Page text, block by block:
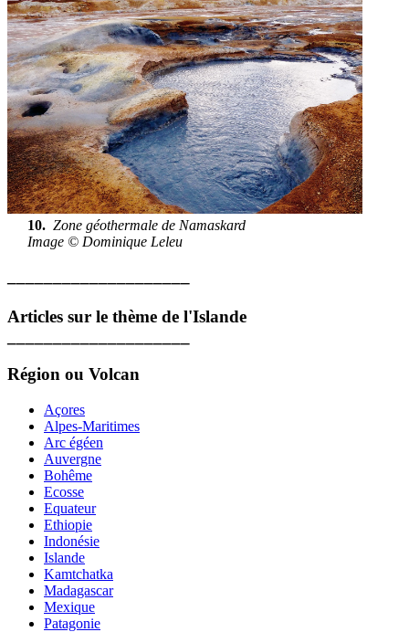
10. Zone géothermale de Namaskard
Image © Dominique Leleu
Articles sur le thème de l'Islande
Région ou Volcan
Açores
Alpes-Maritimes
Arc égéen
Auvergne
Bohême
Ecosse
Equateur
Ethiopie
Indonésie
Islande
Kamtchatka
Madagascar
Mexique
Patagonie